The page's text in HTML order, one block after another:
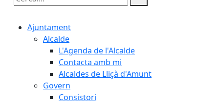
Cercar:
Ajuntament
Alcalde
L'Agenda de l'Alcalde
Contacta amb mi
Alcaldes de Lliçà d'Amunt
Govern
Consistori